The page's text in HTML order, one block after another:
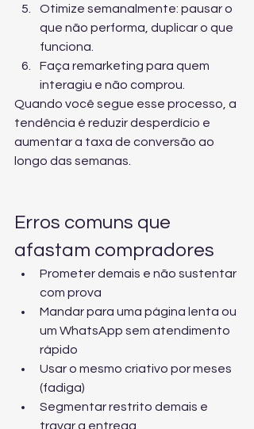
Otimize semanalmente: pausar o
que não performa, duplicar o que
funciona.
Faça remarketing para quem
interagiu e não comprou.
Quando você segue esse processo, a
tendência é reduzir desperdício e
aumentar a taxa de conversão ao
longo das semanas.
Erros comuns que
afastam compradores
Prometer demais e não sustentar
com prova
Mandar para uma página lenta ou
um WhatsApp sem atendimento
rápido
Usar o mesmo criativo por meses
(fadiga)
Segmentar restrito demais e
travar a entrega